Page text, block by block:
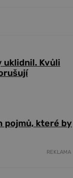
uklidnil. Kvůli
pojmů, které by
REKLAMA